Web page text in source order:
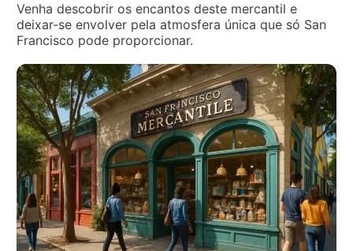
Venha descobrir os encantos deste mercantil e
deixar-se envolver pela atmosfera única que só San
Francisco pode proporcionar.